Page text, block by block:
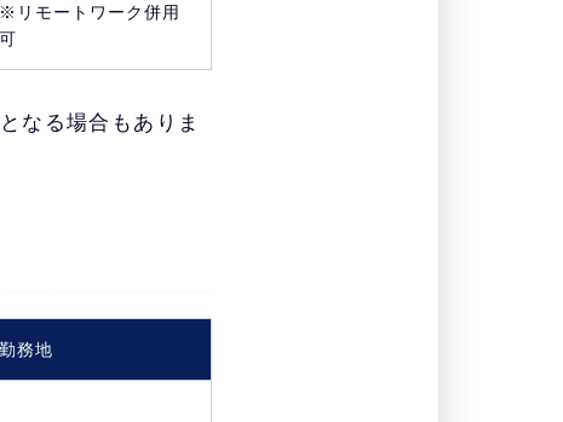
※リモートワーク併用
可
なる場合もありま
勤務地